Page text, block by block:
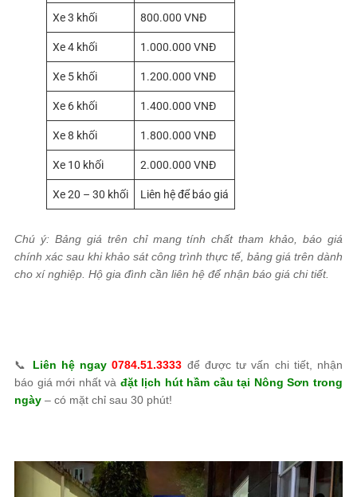
Xe 3 khối 800.000 VNĐ
Xe 4 khối 1.000.000 VNĐ
Xe 5 khối 1.200.000 VNĐ
Xe 6 khối 1.400.000 VNĐ
Xe 8 khối 1.800.000 VNĐ
Xe 10 khối 2.000.000 VNĐ
Xe 20 – 30 khối Liên hệ để báo giá
Chú ý: Bảng giá trên chỉ mang tính chất tham khảo, báo giá
chính xác sau khi khảo sát công trình thực tế, bảng giá trên dành
cho xí nghiệp. Hộ gia đình cần liên hệ để nhận báo giá chi tiết.
📞 Liên hệ ngay0784.51.3333 để được tư vấn chi tiết, nhận
báo giá mới nhất và đặt lịch hút hầm cầu tại Nông Sơn trong
ngày – có mặt chỉ sau 30 phút!